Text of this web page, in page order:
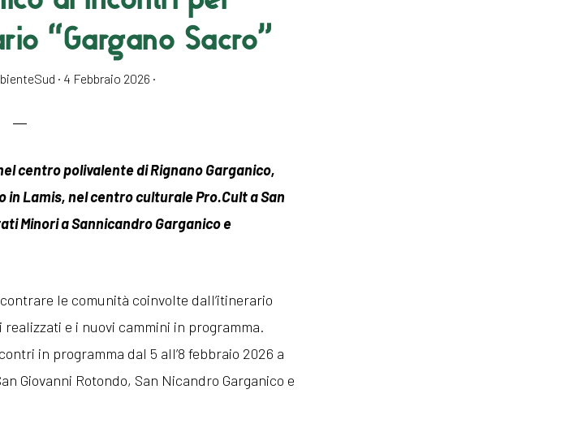
“Gargano Sacro”
· 4 Febbraio 2026 ·
centro polivalente di Rignano Garganico,
in Lamis, nel centro culturale Pro.Cult a San
Minori a Sannicandro Garganico e
le comunità coinvolte dall’itinerario
e i nuovi cammini in programma.
in programma dal 5 all’8 febbraio 2026 a
Giovanni Rotondo, San Nicandro Garganico e